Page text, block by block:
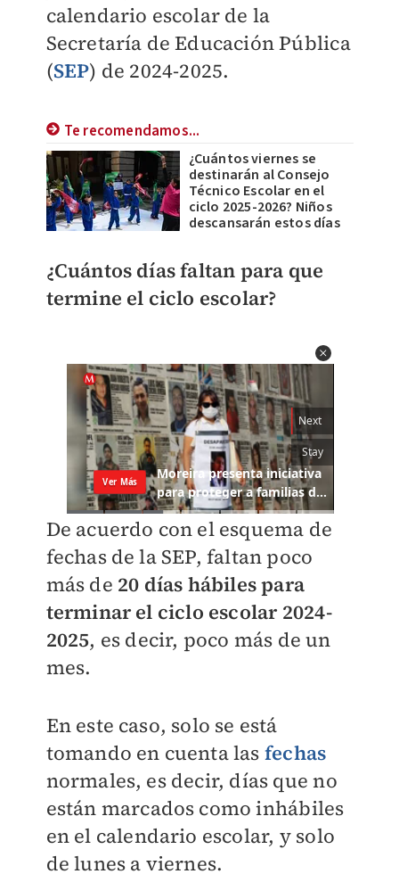
calendario escolar de la
Secretaría de Educación Pública
(SEP) de 2024-2025.
Te recomendamos...
¿Cuántos viernes se
destinarán al Consejo
Técnico Escolar en el
ciclo 2025-2026? Niños
descansarán estos días
¿Cuántos días faltan para que
termine el ciclo escolar?
De acuerdo con el esquema de
fechas de la SEP, faltan poco
más de 20 días hábilespara
terminar el ciclo escolar 2024-
2025, es decir, poco más de un
mes.
En este caso, solo se está
tomando en cuenta las fechas
normales, es decir, días que no
están marcados como inhábiles
en el calendario escolar, y solo
de lunes a viernes.